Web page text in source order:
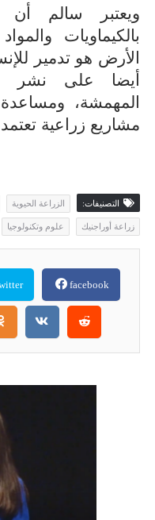
ويعتبر سالم أن
بالكيماويات
الأرض هو تدمير
أيضا على نشر
المهمشة،
مشاريع زراعية
التصنيفات: الزراعة الحيوية
زراعة أوراجنيك علوم وتكنولوجيا
facebook